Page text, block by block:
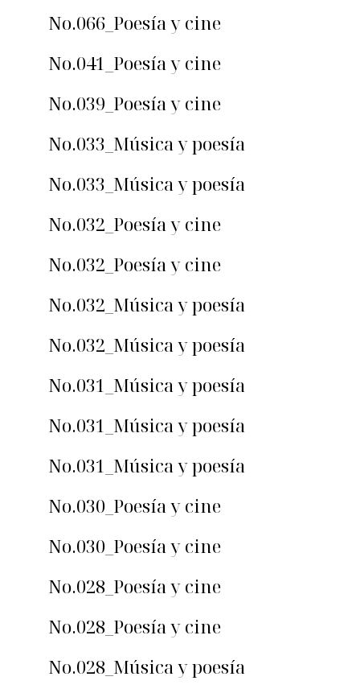
No.066_Poesía y cine
No.041_Poesía y cine
No.039_Poesía y cine
No.033_Música y poesía
No.033_Música y poesía
No.032_Poesía y cine
No.032_Poesía y cine
No.032_Música y poesía
No.032_Música y poesía
No.031_Música y poesía
No.031_Música y poesía
No.031_Música y poesía
No.030_Poesía y cine
No.030_Poesía y cine
No.028_Poesía y cine
No.028_Poesía y cine
No.028_Música y poesía